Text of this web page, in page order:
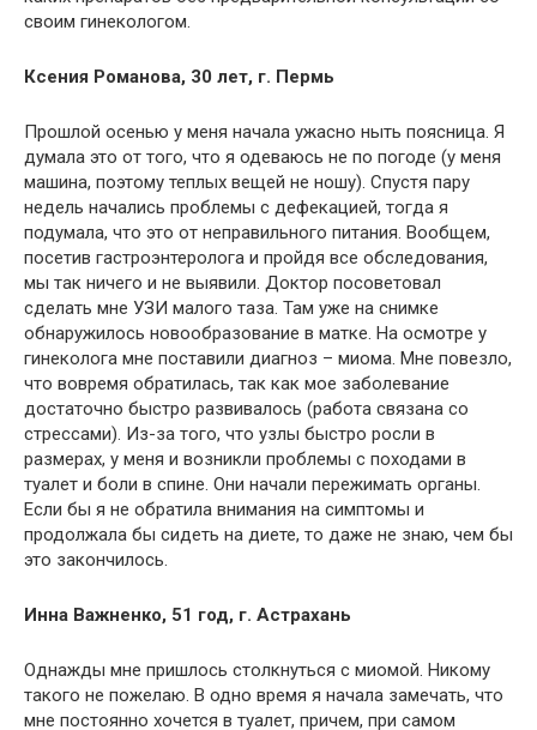
своим гинекологом.
Ксения Романова, 30 лет, г. Пермь
Прошлой осенью у меня начала ужасно ныть поясница. Я
думала это от того, что я одеваюсь не по погоде (у меня
машина, поэтому теплых вещей не ношу). Спустя пару
недель начались проблемы с дефекацией, тогда я
подумала, что это от неправильного питания. Вообщем,
посетив гастроэнтеролога и пройдя все обследования,
мы так ничего и не выявили. Доктор посоветовал
сделать мне УЗИ малого таза. Там уже на снимке
обнаружилось новообразование в матке. На осмотре у
гинеколога мне поставили диагноз – миома. Мне повезло,
что вовремя обратилась, так как мое заболевание
достаточно быстро развивалось (работа связана со
стрессами). Из-за того, что узлы быстро росли в
размерах, у меня и возникли проблемы с походами в
туалет и боли в спине. Они начали пережимать органы.
Если бы я не обратила внимания на симптомы и
продолжала бы сидеть на диете, то даже не знаю, чем бы
это закончилось.
Инна Важненко, 51 год, г. Астрахань
Однажды мне пришлось столкнуться с миомой. Никому
такого не пожелаю. В одно время я начала замечать, что
мне постоянно хочется в туалет, причем, при самом